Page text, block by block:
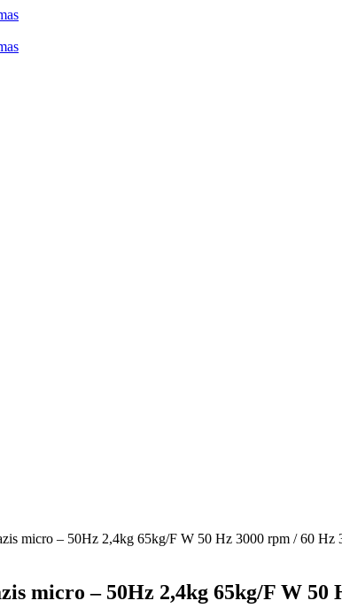
micro – 50Hz 2,4kg 65kg/F W 50 Hz 3000 rpm / 60 Hz
micro – 50Hz 2,4kg 65kg/F W 50